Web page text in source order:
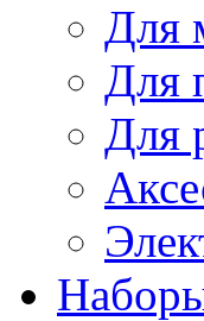
Для
Для
Для